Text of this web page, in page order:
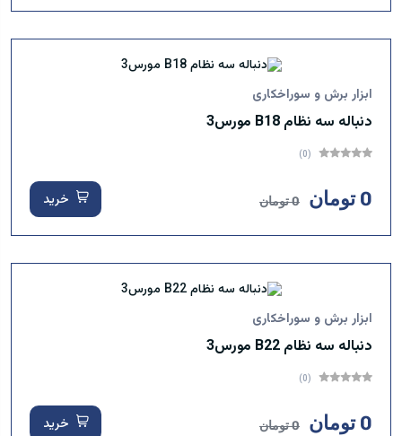
ابزار برش و سوراخکاری
دنباله سه نظام B18 مورس3
(0)
0 تومان 0 تومان خرید
ابزار برش و سوراخکاری
دنباله سه نظام B22 مورس3
(0)
0 تومان 0 تومان خرید